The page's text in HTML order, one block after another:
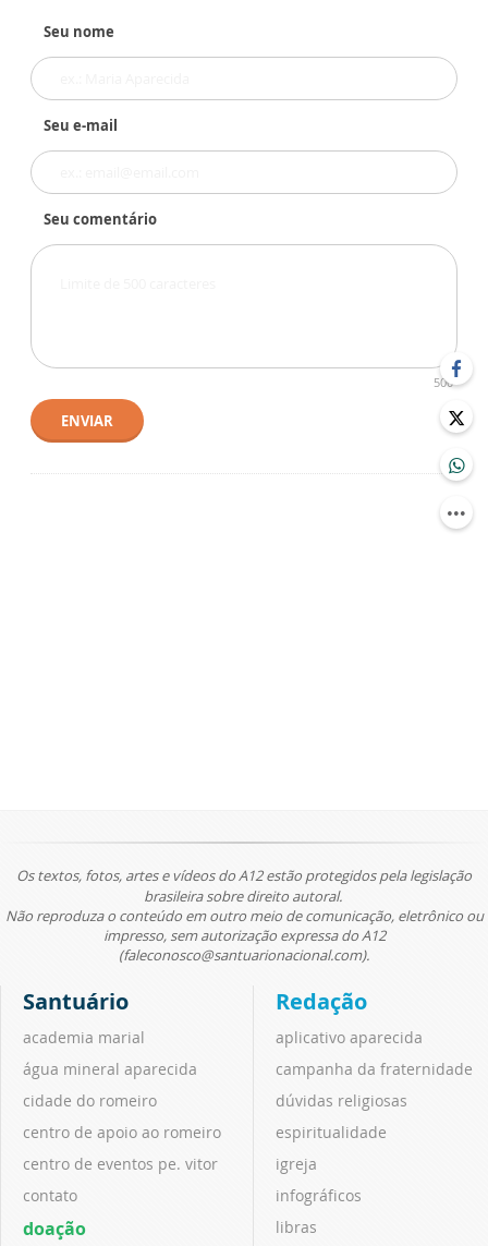
Seu nome
Seu e-mail
Seu comentário
500
ENVIAR
Os textos, fotos, artes e vídeos do A12 estão protegidos pela legislação
brasileira sobre direito autoral.
Não reproduza o conteúdo em outro meio de comunicação, eletrônico ou
impresso, sem autorização expressa do A12
(faleconosco@santuarionacional.com).
Santuário
academia marial
água mineral aparecida
cidade do romeiro
centro de apoio ao romeiro
centro de eventos pe. vitor
contato
doação
Redação
aplicativo aparecida
campanha da fraternidade
dúvidas religiosas
espiritualidade
igreja
infográficos
libras